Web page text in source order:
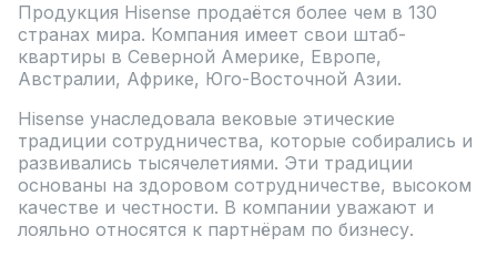
Продукция Hisense продаётся более чем в 130
странах мира. Компания имеет свои штаб-
квартиры в Северной Америке, Европе,
Австралии, Африке, Юго-Восточной Азии.
Hisense унаследовала вековые этические
традиции сотрудничества, которые собирались и
развивались тысячелетиями. Эти традиции
основаны на здоровом сотрудничестве, высоком
качестве и честности. В компании уважают и
лояльно относятся к партнёрам по бизнесу.